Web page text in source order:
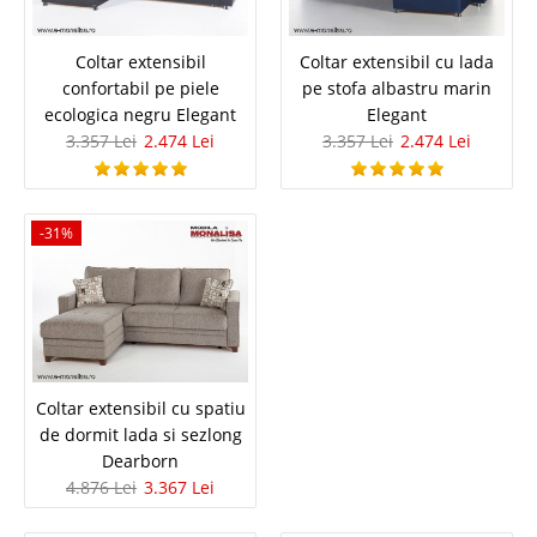
Bordo Alegerea unei canapele de culoare rosie pentru living este o
adevarata provocare iar daca ambientul general este unul de lux cu
influente moderne atunci canapeaua new chester Armada rosie poate fi
4.574 Lei
Pret Redus
Adauga la Favorite
-35%
Coltar extensibil
confortabil pe piele
ecologica negru Elegant
3.357 Lei 2.474 Lei
Coltar extensibil cu lada
pe stofa albastru marin
Elegant
3.357 Lei 2.474 Lei
-31%
Coltar extensibil cu spatiu
de dormit lada si sezlong
Dearborn
4.876 Lei 3.367 Lei